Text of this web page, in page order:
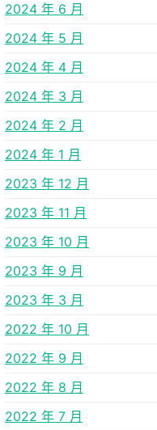
2024 年 6 月
2024 年 5 月
2024 年 4 月
2024 年 3 月
2024 年 2 月
2024 年 1 月
2023 年 12 月
2023 年 11 月
2023 年 10 月
2023 年 9 月
2023 年 3 月
2022 年 10 月
2022 年 9 月
2022 年 8 月
2022 年 7 月